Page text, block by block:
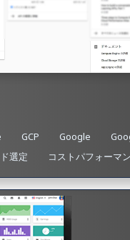
GCP Google
選定 コストパフォーマ